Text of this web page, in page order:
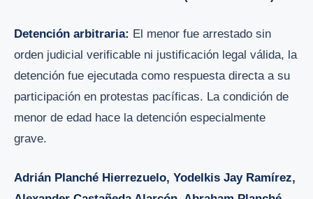
Detención arbitraria: El menor fue arrestado sin
orden judicial verificable ni justificación legal válida, la
detención fue ejecutada como respuesta directa a su
participación en protestas pacíficas. La condición de
menor de edad hace la detención especialmente
grave.
Adrián Planché Hierrezuelo, Yodelkis Jay Ramírez,